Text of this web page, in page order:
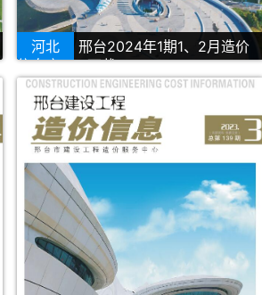
河北
邢台2024年1期1、2月造价
信息库PDF下载